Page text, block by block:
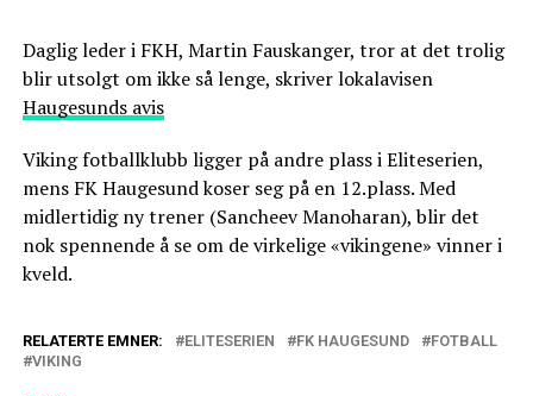
Daglig leder i FKH, Martin Fauskanger, tror at det trolig
blir utsolgt om ikke så lenge, skriver lokalavisen
Haugesunds avis
Viking fotballklubb ligger på andre plass i Eliteserien,
mens FK Haugesund koser seg på en 12.plass. Med
midlertidig ny trener (Sancheev Manoharan), blir det
nok spennende å se om de virkelige «vikingene» vinner i
kveld.
RELATERTE EMNER: ELITESERIEN FK HAUGESUND
FOTBALL
VIKING